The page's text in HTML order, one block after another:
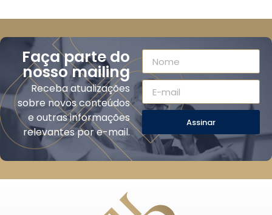
Faça parte do
nosso mailing
Receba atualizações
sobre novos conteúdos
e outras informações
relevantes por e-mail.
Assinar